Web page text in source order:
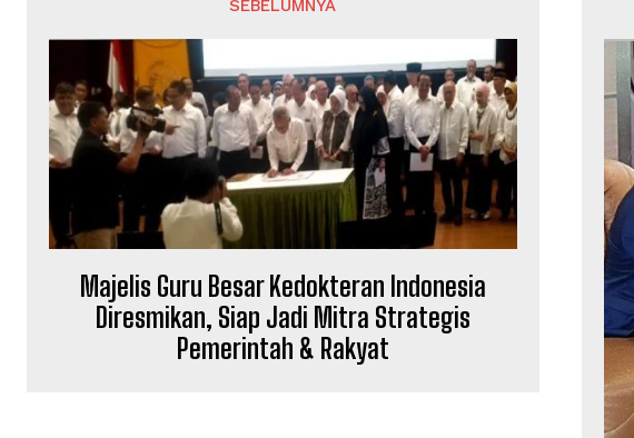
SEBELUMNYA
Majelis Guru Besar Kedokteran Indonesia
Diresmikan, Siap Jadi Mitra Strategis
Pemerintah & Rakyat